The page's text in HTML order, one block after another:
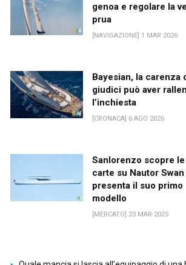
genoa e regolare la
prua
[NAVIGAZIONE] 1 MAR 2026
Bayesian, la carenza
giudici può aver
l’inchiesta
[CRONACA] 6 AGO 2026
Sanlorenzo scopre le
carte su Nautor Swan
presenta il suo primo
modello
[MERCATO] 23 MAR 2025